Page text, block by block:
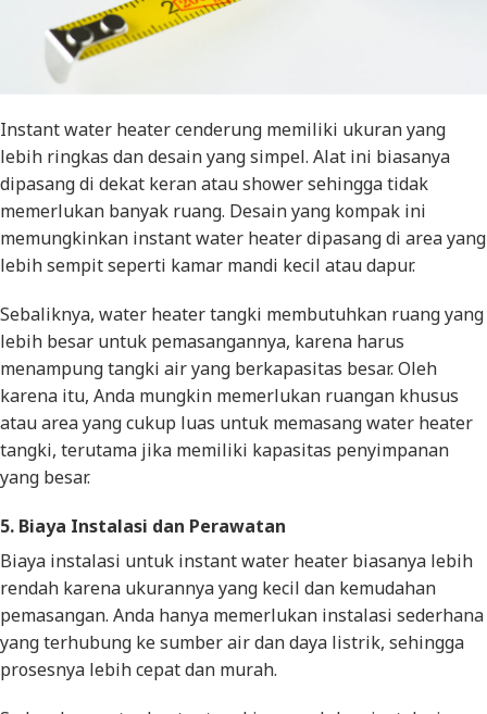
Instant water heater cenderung memiliki ukuran yang
lebih ringkas dan desain yang simpel. Alat ini biasanya
dipasang di dekat keran atau shower sehingga tidak
memerlukan banyak ruang. Desain yang kompak ini
memungkinkan instant water heater dipasang di area yang
lebih sempit seperti kamar mandi kecil atau dapur.
Sebaliknya, water heater tangki membutuhkan ruang yang
lebih besar untuk pemasangannya, karena harus
menampung tangki air yang berkapasitas besar. Oleh
karena itu, Anda mungkin memerlukan ruangan khusus
atau area yang cukup luas untuk memasang water heater
tangki, terutama jika memiliki kapasitas penyimpanan
yang besar.
5. Biaya Instalasi dan Perawatan
Biaya instalasi untuk instant water heater biasanya lebih
rendah karena ukurannya yang kecil dan kemudahan
pemasangan. Anda hanya memerlukan instalasi sederhana
yang terhubung ke sumber air dan daya listrik, sehingga
prosesnya lebih cepat dan murah.